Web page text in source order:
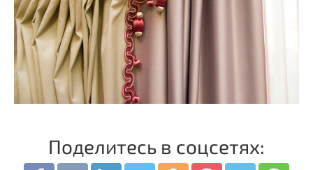
Поделитесь в соцсетях: